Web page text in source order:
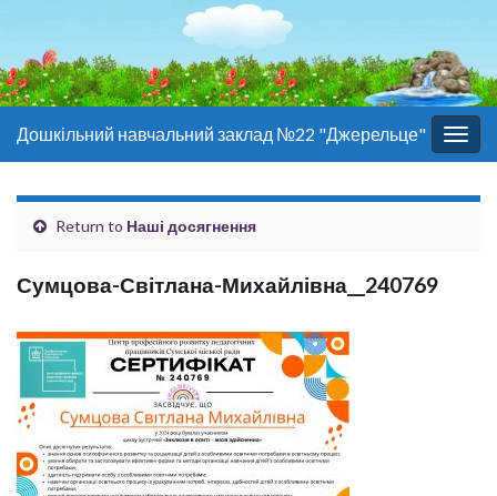
Дошкільний навчальний заклад №22 "Джерельце"
Return to Наші досягнення
Сумцова-Світлана-Михайлівна__240769